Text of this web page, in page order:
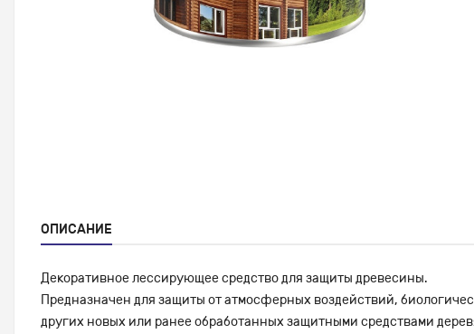
ОПИСАНИЕ
Декоративное лессирующее средство для защиты древесины.
Предназначен для защиты от атмосферных воздействий,
других новых или ранее обработанных защитными средствами